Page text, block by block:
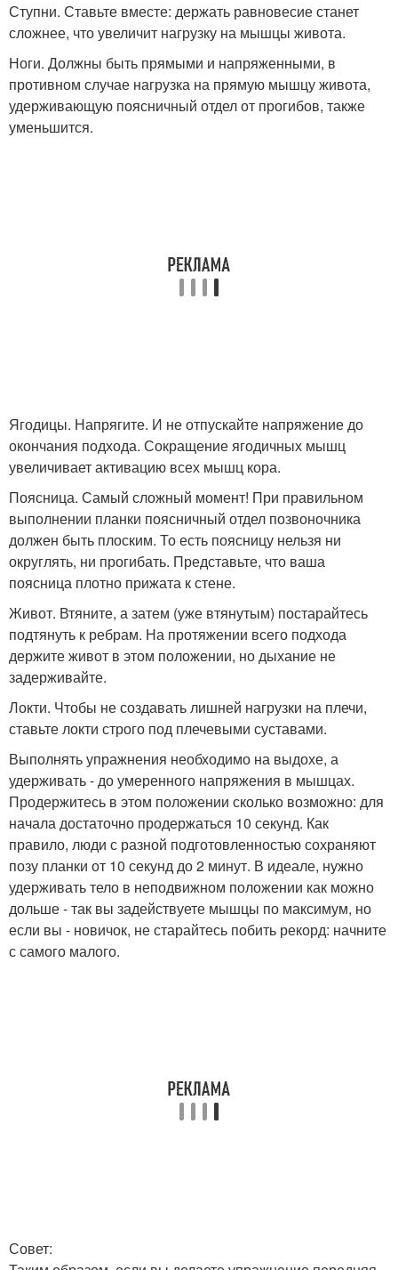
Ступни. Ставьте вместе: держать равновесие станет
сложнее, что увеличит нагрузку на мышцы живота.
Ноги. Должны быть прямыми и напряженными, в
противном случае нагрузка на прямую мышцу живота,
удерживающую поясничный отдел от прогибов, также
уменьшится.
Ягодицы. Напрягите. И не отпускайте напряжение до
окончания подхода. Сокращение ягодичных мышц
увеличивает активацию всех мышц кора.
Поясница. Самый сложный момент! При правильном
выполнении планки поясничный отдел позвоночника
должен быть плоским. То есть поясницу нельзя ни
округлять, ни прогибать. Представьте, что ваша
поясница плотно прижата к стене.
Живот. Втяните, а затем (уже втянутым) постарайтесь
подтянуть к ребрам. На протяжении всего подхода
держите живот в этом положении, но дыхание не
задерживайте.
Локти. Чтобы не создавать лишней нагрузки на плечи,
ставьте локти строго под плечевыми суставами.
Выполнять упражнения необходимо на выдохе, а
удерживать - до умеренного напряжения в мышцах.
Продержитесь в этом положении сколько возможно: для
начала достаточно продержаться 10 секунд. Как
правило, люди с разной подготовленностью сохраняют
позу планки от 10 секунд до 2 минут. В идеале, нужно
удерживать тело в неподвижном положении как можно
дольше - так вы задействуете мышцы по максимум, но
если вы - новичок, не старайтесь побить рекорд: начните
с самого малого.
Совет: